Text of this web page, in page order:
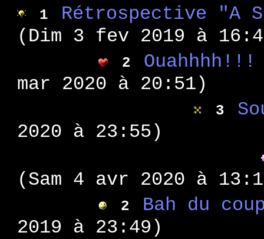
WA 17 : la
WA 16 :
:
WA 14:
WA 13
:
WA 11:
: 3
WA 8 :
WA 7 :
WA 6 :
1
Rétrospective "A
(Dim 3 fev 2019 à
2
Ouahhhh!!!
mar 2020 à 20:51)
3
2020 à 23:55)
(Sam 4 avr 2020 à
2
Bah du
2019 à 23:49)